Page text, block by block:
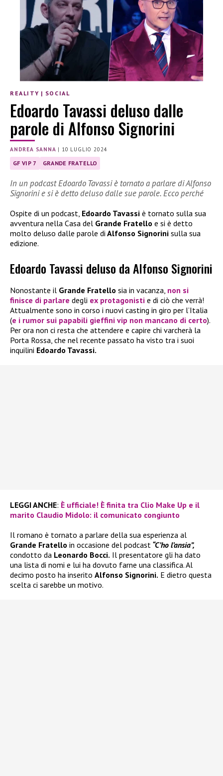
REALITY | SOCIAL
Edoardo Tavassi deluso dalle
parole di Alfonso Signorini
ANDREA SANNA | 10 LUGLIO 2024
GF VIP 7 GRANDE FRATELLO
In un podcast Edoardo Tavassi è tornato a parlare di Alfonso
Signorini e si è detto deluso dalle sue parole. Ecco perché
Ospite di un podcast, Edoardo Tavassi è tornato sulla sua
avventura nella Casa del Grande Fratello e si è detto
molto deluso dalle parole di Alfonso Signorini sulla sua
edizione.
Edoardo Tavassi deluso da Alfonso Signorini
Nonostante il Grande Fratello sia in vacanza, non si
finisce di parlare degli ex protagonisti e di ciò che verrà!
Attualmente sono in corso i nuovi casting in giro per l’Italia
(e i rumor sui papabili gieffini vip non mancano di certo).
Per ora non ci resta che attendere e capire chi varcherà la
Porta Rossa, che nel recente passato ha visto tra i suoi
inquilini Edoardo Tavassi.
LEGGI ANCHE: È ufficiale! È finita tra Clio Make Up e il
marito Claudio Midolo: il comunicato congiunto
Il romano è tornato a parlare della sua esperienza al
Grande Fratello in occasione del podcast “C’ho l’ansia”,
condotto da Leonardo Bocci. Il presentatore gli ha dato
una lista di nomi e lui ha dovuto farne una classifica. Al
decimo posto ha inserito Alfonso Signorini. E dietro questa
scelta ci sarebbe un motivo.